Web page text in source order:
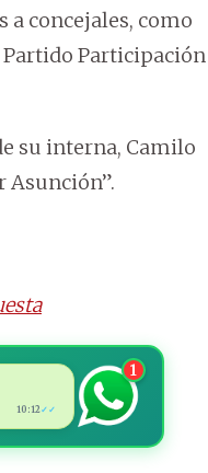
a concejales, como
Partido Participación
su interna, Camilo
Asunción”.
10:12✓✓
1